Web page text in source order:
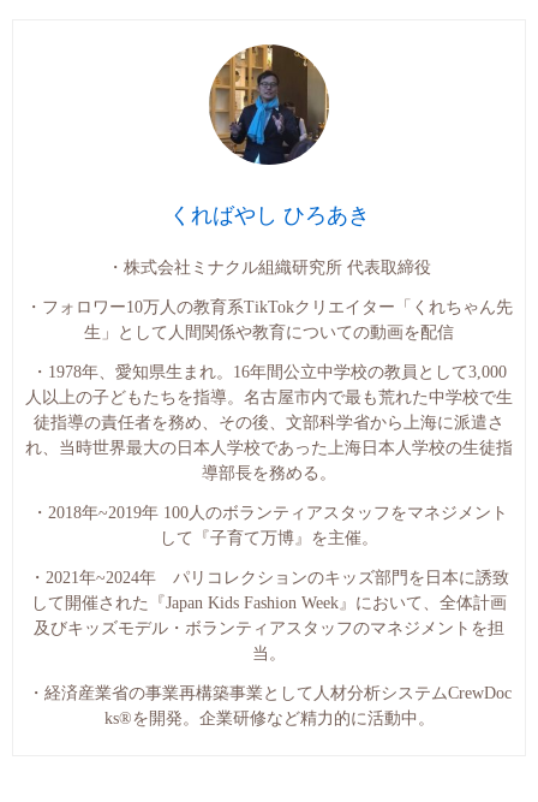
くればやし ひろあき
・株式会社ミナクル組織研究所 代表取締役
・フォロワー10万人の教育系TikTokクリエイター「くれちゃん先
生」として人間関係や教育についての動画を配信
・1978年、愛知県生まれ。16年間公立中学校の教員として3,000
人以上の子どもたちを指導。名古屋市内で最も荒れた中学校で生
徒指導の責任者を務め、その後、文部科学省から上海に派遣さ
れ、当時世界最大の日本人学校であった上海日本人学校の生徒指
導部長を務める。
・2018年~2019年 100人のボランティアスタッフをマネジメント
して『子育て万博』を主催。
・2021年~2024年 パリコレクションのキッズ部門を日本に誘致
して開催された『Japan Kids Fashion Week』において、全体計画
及びキッズモデル・ボランティアスタッフのマネジメントを担
当。
・経済産業省の事業再構築事業として人材分析システムCrewDoc
ks®︎を開発。企業研修など精力的に活動中。